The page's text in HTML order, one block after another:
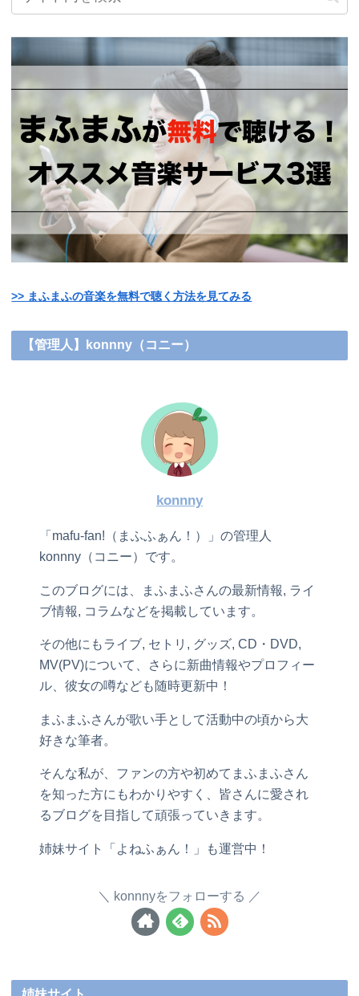
>> まふまふの音楽を無料で聴く方法を見てみる
【管理人】konnny（コニー）
konnny
「mafu-fan!（まふふぁん！）」の管理人
konnny（コニー）です。
このブログには、まふまふさんの最新情報, ライ
ブ情報, コラムなどを掲載しています。
その他にもライブ, セトリ, グッズ, CD・DVD,
MV(PV)について、さらに新曲情報やプロフィー
ル、彼女の噂なども随時更新中！
まふまふさんが歌い手として活動中の頃から大
好きな筆者。
そんな私が、ファンの方や初めてまふまふさん
を知った方にもわかりやすく、皆さんに愛され
るブログを目指して頑張っていきます。
姉妹サイト「よねふぁん！」も運営中！
konnnyをフォローする